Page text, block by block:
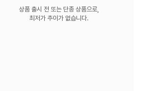
상품 출시 전 또는 단종 상품으로,
최저가 추이가 없습니다.